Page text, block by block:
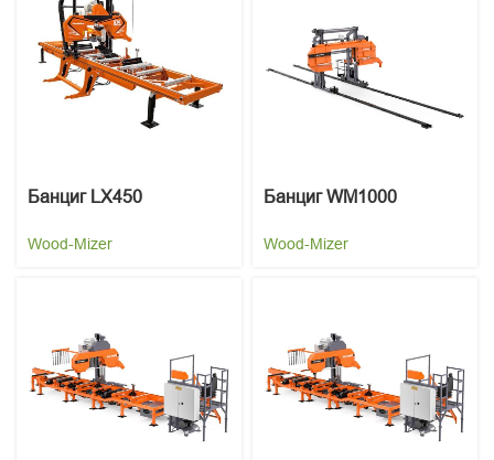
Банциг LX450
Wood-Mizer
Банциг WM1000
Wood-Mizer